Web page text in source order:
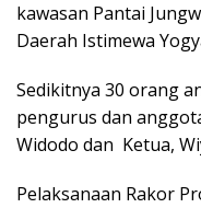
kawasan Pantai
Daerah Istimewa
Sedikitnya 30 orang
pengurus dan
Widodo dan Ketua,
Pelaksanaan Rakor